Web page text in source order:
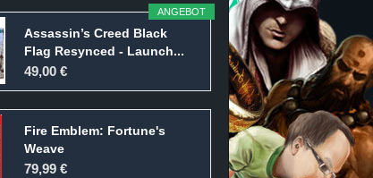
ANGEBOT
Assassin’s Creed Black
Flag Resynced - Launch...
49,00 €
Fire Emblem: Fortune's
Weave
79,99 €